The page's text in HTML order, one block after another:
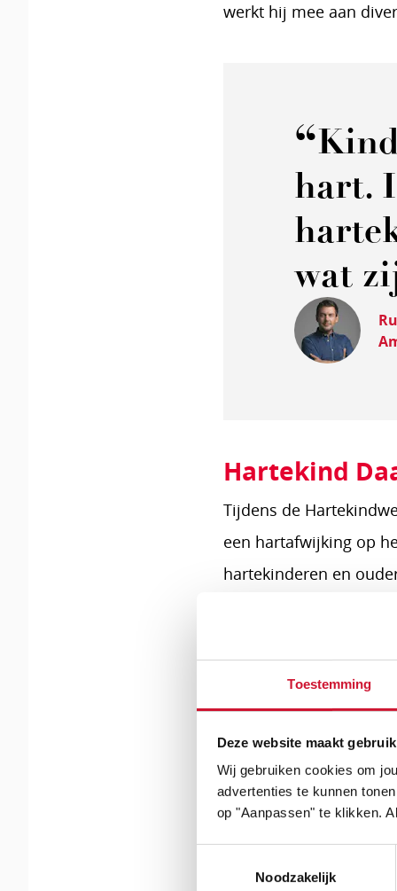
Toestemming
Deze website maakt
Wij gebruiken cookies om
advertenties te kunnen
op "Aanpassen" te klikken.
Noodzakelijk
werkt hij mee aan
hart.
wat
Hartekind
Tijdens de
een hartafwijking op
hartekinderen en
in het zonentje te
stortte Sabine volledig
herstellen. Inmiddels